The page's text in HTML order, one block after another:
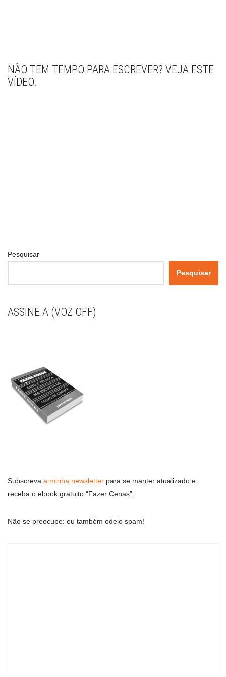
NÃO TEM TEMPO PARA ESCREVER? VEJA ESTE
VÍDEO.
Pesquisar
Pesquisar
ASSINE A (VOZ OFF)
Subscreva a minha newsletter para se manter atualizado e
receba o ebook gratuito “Fazer Cenas”.
Não se preocupe: eu também odeio spam!